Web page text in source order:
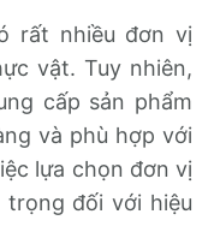
rất nhiều đơn vị
vật. Tuy nhiên,
cấp sản phẩm
và phù hợp với
lựa chọn đơn vị
đối với hiệu